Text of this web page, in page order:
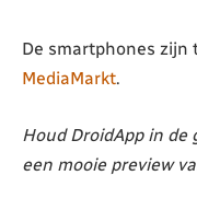
De smartphones zijn
MediaMarkt.
Houd DroidApp in
een mooie preview